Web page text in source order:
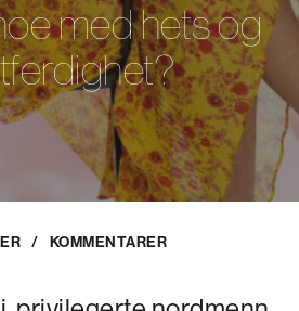
med hets og
/ KOMMENTARER